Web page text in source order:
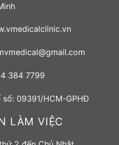
384 7799
09391/HCM-GPHĐ
LÀM VIỆC